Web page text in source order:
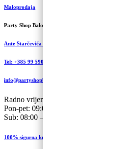
Maloprodaja
Party Shop Balončić, obrt
Ante Starčevića 5A, Koprivnica
Tel: +385 99 590 2450
info@partyshopbaloncic.hr
Radno vrijeme
Pon-pet: 09:00-19.00
Sub: 08:00 – 13:00
100% sigurna kupovina